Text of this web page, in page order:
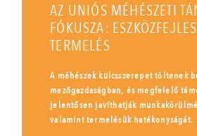
AZ UNIÓS MÉHÉSZETI
FÓKUSZA:
TERMELÉS
A méhészek kulcsszerepet töltenek
mezőgazdaságban, és megfelelő
jelentősen javíthatják
valamint termelésük hatékonyságát.